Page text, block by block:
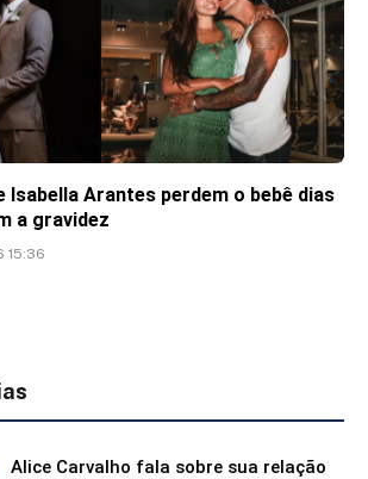
Isabella Arantes perdem o bebê dias
a gravidez
15:36
Alice Carvalho fala sobre sua relação